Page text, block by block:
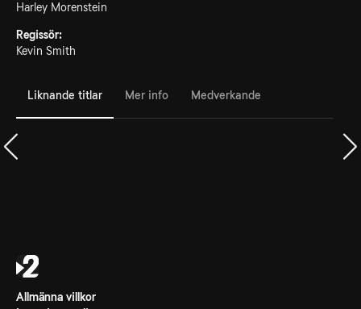
Harley Morenstein
Regissör:
Kevin Smith
Liknande titlar Mer info Medverkande
Allmänna villkor